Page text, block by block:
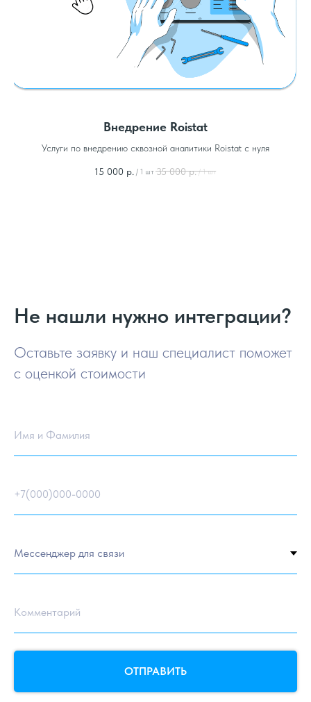
Внедрение Roistat
Услуги по внедрению сквозной аналитики Roistat с нуля
15 000 р. / 1 шт 35 000 р. / 1 шт
Не нашли нужно интеграции?
Оставьте заявку и наш специалист поможет
с оценкой стоимости
Имя и Фамилия
+7(000)000-0000
Комментарий
ОТПРАВИТЬ